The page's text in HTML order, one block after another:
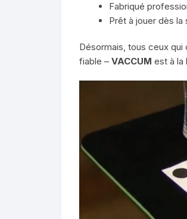
Fabriqué
Prêt à jouer dès
Désormais, tous ceux
fiable – VACCUM est à la